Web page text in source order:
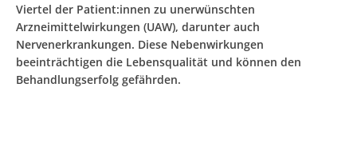
Viertel der Patient:innen zu unerwünschten
Arzneimittelwirkungen (UAW), darunter auch
Nervenerkrankungen. Diese Nebenwirkungen
beeinträchtigen die Lebensqualität und können den
Behandlungserfolg gefährden.